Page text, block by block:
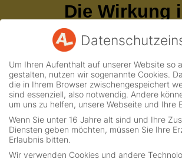
Die Wirkung
Stärkere Eltern-Kind-Beziehung
Lernstrategien
Positive Lern-Einstellung bei den
Mehr gemeinsame Freizeit und
Familie
Die Themen Schule und Lernen
Raum ein
Um Ihren Aufenthalt auf unserer Website so
gestalten, nutzen wir sogenannte Cookies.
die in Ihrem Browser zwischengespeichert
sind essenziell, also notwendig. Andere
um uns zu helfen, unsere Webseite und Ihre
Wenn Sie unter 16 Jahre alt sind und Ihre
Diensten geben möchten, müssen Sie Ihre
Erlaubnis bitten.
Wir verwenden Cookies und andere